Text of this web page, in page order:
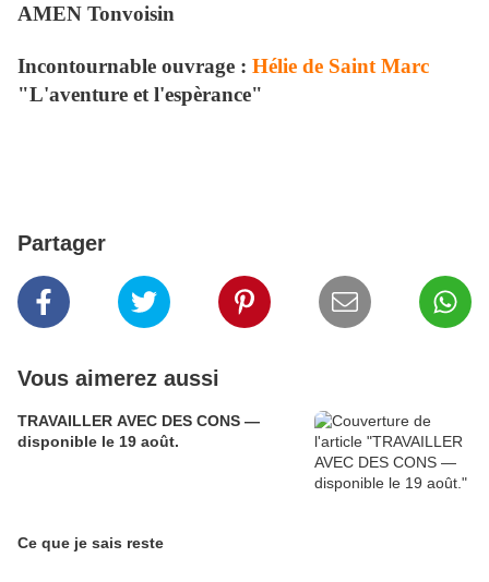
AMEN Tonvoisin
Incontournable ouvrage : Hélie de Saint Marc
"L'aventure et l'espèrance"
Partager
Vous aimerez aussi
TRAVAILLER AVEC DES CONS —
disponible le 19 août.
Ce que je sais reste